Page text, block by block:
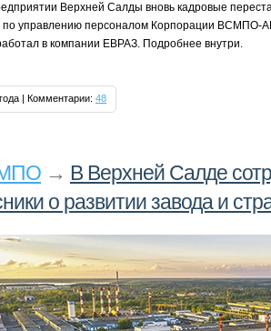
Верхней Салды вновь кадровые
по управлению персоналом Корпорации
в компании ЕВРАЗ. Подробнее внутри.
| Комментарии: 48
→ В Верхней Салде
о развитии завода и